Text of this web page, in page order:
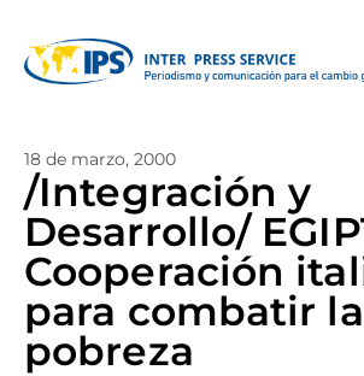
18 de marzo, 2000
/Integración y
Desarrollo/
Cooperación
para combatir la
pobreza